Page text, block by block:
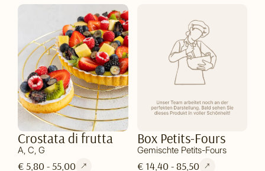
Crostata di frutta
A, C, G
€ 5,80 - 55,00
Box Petits-Fours
Gemischte Petits-Fours
€ 14,40 - 85,50